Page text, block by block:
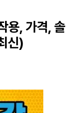
용, 가격, 솔
신)